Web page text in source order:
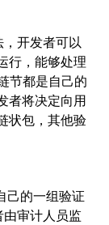
开发者可以
行，能够处理
节都是自己的
者将决定向用
状包，其他验
己的一组验证
审计人员监